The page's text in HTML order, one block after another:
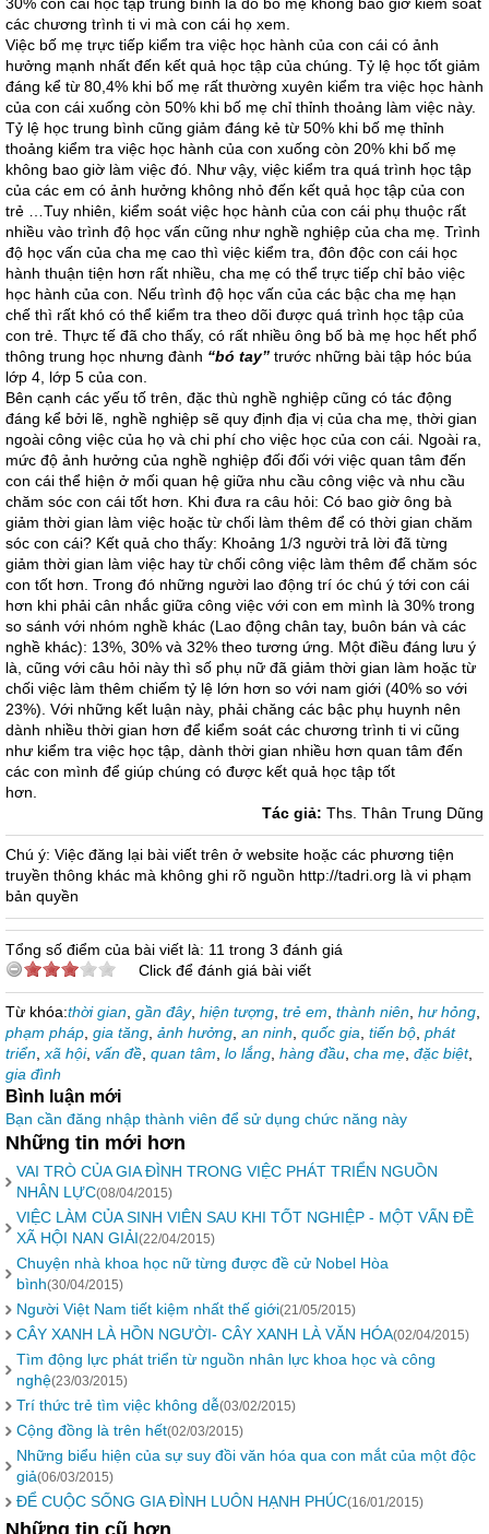
các chương trình ti vi mà con cái họ xem.
Việc bố mẹ trực tiếp kiểm tra việc học hành của con cái có ảnh
hưởng mạnh nhất đến kết quả học tập của chúng. Tỷ lệ học tốt giảm
đáng kể từ 80,4% khi bố mẹ rất thường xuyên kiểm tra việc học hành
của con cái xuống còn 50% khi bố mẹ chỉ thỉnh thoảng làm việc này.
Tỷ lệ học trung bình cũng giảm đáng kẻ từ 50% khi bố mẹ thỉnh
thoảng kiểm tra việc học hành của con xuống còn 20% khi bố mẹ
không bao giờ làm việc đó. Như vậy, việc kiểm tra quá trình học tập
của các em có ảnh hưởng không nhỏ đến kết quả học tập của con
trẻ …Tuy nhiên, kiểm soát việc học hành của con cái phụ thuộc rất
nhiều vào trình độ học vấn cũng như nghề nghiệp của cha mẹ. Trình
độ học vấn của cha mẹ cao thì việc kiểm tra, đôn độc con cái học
hành thuận tiện hơn rất nhiều, cha mẹ có thể trực tiếp chỉ bảo việc
học hành của con. Nếu trình độ học vấn của các bậc cha mẹ hạn
chế thì rất khó có thể kiểm tra theo dõi được quá trình học tập của
con trẻ. Thực tế đã cho thấy, có rất nhiều ông bố bà mẹ học hết phổ
thông trung học nhưng đành “bó tay” trước những bài tập hóc búa
lớp 4, lớp 5 của con.
Bên cạnh các yếu tố trên, đặc thù nghề nghiệp cũng có tác động
đáng kể bởi lẽ, nghề nghiệp sẽ quy định địa vị của cha mẹ, thời gian
ngoài công việc của họ và chi phí cho việc học của con cái. Ngoài ra,
mức độ ảnh hưởng của nghề nghiệp đối đối với việc quan tâm đến
con cái thể hiện ở mối quan hệ giữa nhu cầu công việc và nhu cầu
chăm sóc con cái tốt hơn. Khi đưa ra câu hỏi: Có bao giờ ông bà
giảm thời gian làm việc hoặc từ chối làm thêm để có thời gian chăm
sóc con cái? Kết quả cho thấy: Khoảng 1/3 người trả lời đã từng
giảm thời gian làm việc hay từ chối công việc làm thêm để chăm sóc
con tốt hơn. Trong đó những người lao động trí óc chú ý tới con cái
hơn khi phải cân nhắc giữa công việc với con em mình là 30% trong
so sánh với nhóm nghề khác (Lao động chân tay, buôn bán và các
nghề khác): 13%, 30% và 32% theo tương ứng. Một điều đáng lưu ý
là, cũng với câu hỏi này thì số phụ nữ đã giảm thời gian làm hoặc từ
chối việc làm thêm chiếm tỷ lệ lớn hơn so với nam giới (40% so với
23%). Với những kết luận này, phải chăng các bậc phụ huynh nên
dành nhiều thời gian hơn để kiểm soát các chương trình ti vi cũng
như kiểm tra việc học tập, dành thời gian nhiều hơn quan tâm đến
các con mình để giúp chúng có được kết quả học tập tốt
hơn.
Tác giả: Ths. Thân Trung Dũng
Chú ý: Việc đăng lại bài viết trên ở website hoặc các phương tiện
truyền thông khác mà không ghi rõ nguồn http://tadri.org là vi phạm
bản quyền
Tổng số điểm của bài viết là: 11 trong 3 đánh giá
Click để đánh giá bài viết
Từ khóa:thời gian gần đây, hiện tượng trẻ em thành niên hư hỏng
phạm pháp gia tăng ảnh hưởng an ninh quốc gia tiến bộ phát
triển xã hội, vấn đề quan tâm lo lắng hàng đầu cha mẹ đặc biệt,
gia đình
Bình luận mới
Bạn cần đăng nhập thành viên để sử dụng chức năng này
Những tin mới hơn
VAI TRÒ CỦA GIA ĐÌNH TRONG VIỆC PHÁT TRIỂN NGUỒN
NHÂN LỰC(08/04/2015)
VIỆC LÀM CỦA SINH VIÊN SAU KHI TỐT NGHIỆP - MỘT VẤN ĐỀ
XÃ HỘI NAN GIẢI(22/04/2015)
Chuyện nhà khoa học nữ từng được đề cử Nobel Hòa
bình(30/04/2015)
Người Việt Nam tiết kiệm nhất thế giới(21/05/2015)
CÂY XANH LÀ HỒN NGƯỜI- CÂY XANH LÀ VĂN HÓA(02/04/2015)
Tìm động lực phát triển từ nguồn nhân lực khoa học và công
nghệ(23/03/2015)
Trí thức trẻ tìm việc không dễ(03/02/2015)
Cộng đồng là trên hết(02/03/2015)
Những biểu hiện của sự suy đồi văn hóa qua con mắt của một độc
giả(06/03/2015)
ĐỂ CUỘC SỐNG GIA ĐÌNH LUÔN HẠNH PHÚC(16/01/2015)
Những tin cũ hơn